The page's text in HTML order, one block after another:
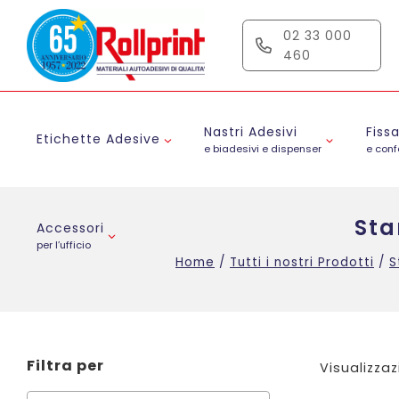
contenuto
02 33 000
460
Etichette Adesive Nastri Adesivi
e biadesivi e dispenser e
Accessori
per l’ufficio
Home / Tutti i nostri Prodotti /
Filtra per